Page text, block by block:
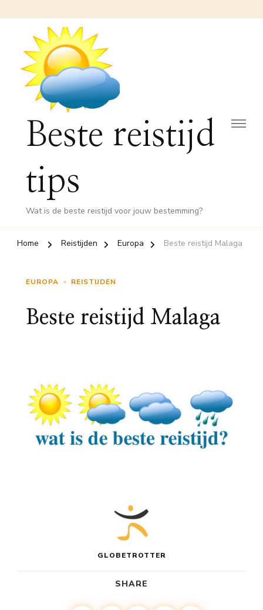
Beste reistijd
tips
Wat is de beste reistijd voor jouw bestemming?
Home Reistijden Europa Beste reistijd Malaga
EUROPA REISTIJDEN
Beste reistijd Malaga
GLOBETROTTER
SHARE